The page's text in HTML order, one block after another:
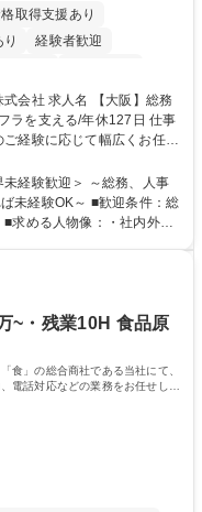
取得支援あり
経験者歓迎
・社宅あり 食事補助あり
阪】総務
を支える/年休127日 仕事
経験に応じて幅広くお任せ
的には事務所勤務ですが、
の日帰り・宿泊を伴う国内
互いに助け合いながら、総
経験歓迎＞ ～総務、人事
未経験OK～ ■歓迎条件：総
~・残業10H 食品原
食」の総合商社である当社にて、
電話対応などの業務をお任せしま